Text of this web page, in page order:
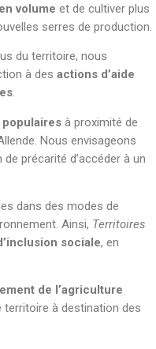
volume et de cultiver plus
serres de production.
du territoire, nous
à des actions d’aide
.
à proximité de
Nous envisageons
précarité d’accéder à un
dans des modes de
Ainsi, Territoires
sociale, en
de l’agriculture
territoire à destination des